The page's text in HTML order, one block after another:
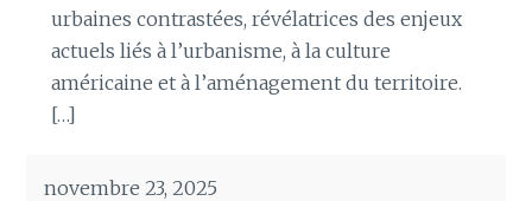
urbaines contrastées, révélatrices des enjeux
actuels liés à l’urbanisme, à la culture
américaine et à l’aménagement du territoire.
[…]
novembre 23, 2025